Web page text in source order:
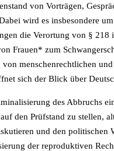
von Vorträgen,
wird es insbesondere
die Verortung von § 218
Frauen* zum
menschenrechtlichen
sich der Blick über
des Abbruchs
den Prüfstand zu stellen,
und den politischen
der reproduktiven